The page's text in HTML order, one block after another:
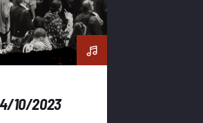
10/2023